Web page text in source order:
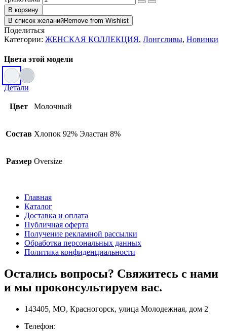
В корзину
В список желанийRemove from Wishlist
Поделиться
Категории: ЖЕНСКАЯ КОЛЛЕКЦИЯ, Лонгсливы, Новинки
Цвета этой модели
Детали
Цвет Молочный
Состав Хлопок 92% Эластан 8%
Размер Oversize
Главная
Каталог
Доставка и оплата
Публичная оферта
Получение рекламной рассылки
Обработка персональных данных
Политика конфиденциальности
Остались вопросы? Свяжитесь с нами
и мы проконсультируем вас.
143405, МО, Красногорск, улица Молодежная, дом 2
Телефон: